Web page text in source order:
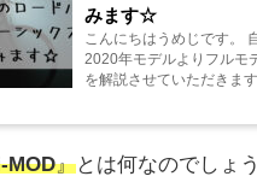
みます☆
こんにちはうめじです。
2020年モデルよりフルモ
を解説させていただきま
MOD』とは何なのでしょ